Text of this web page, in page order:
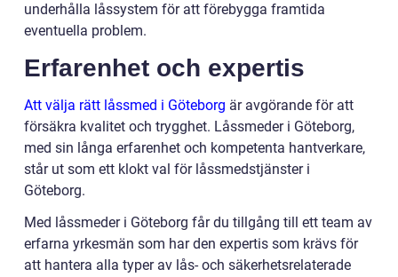
underhålla låssystem för att förebygga framtida
eventuella problem.
Erfarenhet och expertis
Att välja rätt låssmed i Göteborg är avgörande för att
försäkra kvalitet och trygghet. Låssmeder i Göteborg,
med sin långa erfarenhet och kompetenta hantverkare,
står ut som ett klokt val för låssmedstjänster i
Göteborg.
Med låssmeder i Göteborg får du tillgång till ett team av
erfarna yrkesmän som har den expertis som krävs för
att hantera alla typer av lås- och säkerhetsrelaterade